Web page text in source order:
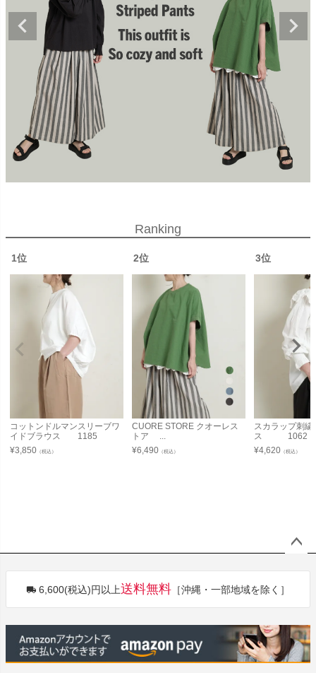
Ranking
1位
コットンドルマンスリーブワ
イドブラウス 1185
¥3,850 （税込）
2位
CUORE STORE クオーレス
トア ...
¥6,490 （税込）
3位
スカラップ刺
ス 1062
¥4,620 （税込）
へ
6,600(税込)円以上送料無料 ［沖縄・一部地域を除く］